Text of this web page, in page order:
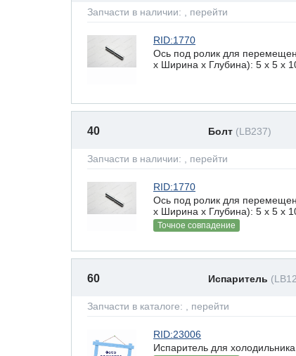
Запчасти в наличии: , перейти
RID:1770
Ось под ролик для
х Ширина х Глубина): 5 x 5 х
40 Болт (LB237)
Запчасти в наличии: , перейти
RID:1770
Ось под ролик для
х Ширина х Глубина): 5 x 5 х
Точное совпадение
60 Испаритель
Запчасти в каталоге: , перейти
RID:23006
Испаритель для